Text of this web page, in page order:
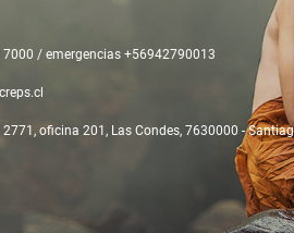
7000 / emergencias +56942790013
oficina 201, Las Condes, 7630000 -